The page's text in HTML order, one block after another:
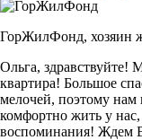
ГорЖилФонд, хозяин
Ольга, здравствуйте!
квартира! Большое
мелочей, поэтому
комфортно жить у
воспоминания! Ждем